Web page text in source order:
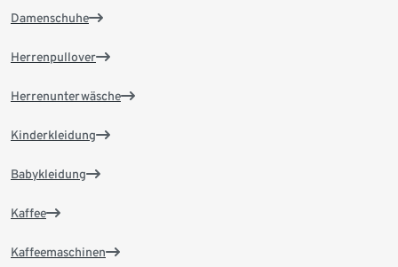
Damenschuhe
Herrenpullover
Herrenunterwäsche
Kinderkleidung
Babykleidung
Kaffee
Kaffeemaschinen